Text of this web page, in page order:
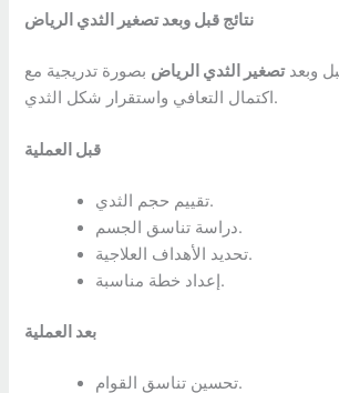
نتائج قبل وبعد تصغير الثدي الرياض
وبعدتصغير الثدي الرياض بصورة تدريجية مع
اكتمال التعافي واستقرار شكل الثدي.
قبل العملية
تقييم حجم الثدي.
دراسة تناسق الجسم.
تحديد الأهداف العلاجية.
إعداد خطة مناسبة.
بعد العملية
تحسين تناسق القوام.